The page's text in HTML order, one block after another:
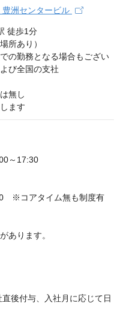
洲センタービル
徒歩1分
所あり）
の勤務となる場合もござい
び全国の支社
無し
ます
～17:30
※コアタイム無も制度有
あります。
付与、入社月に応じて日